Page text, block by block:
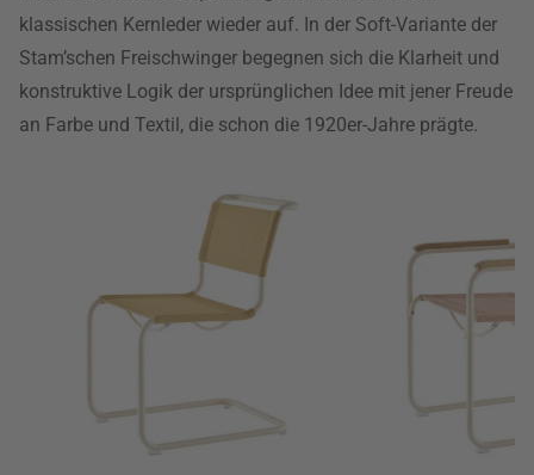
klassischen Kernleder wieder auf. In der Soft-Variante der
Stam’schen Freischwinger begegnen sich die Klarheit und
konstruktive Logik der ursprünglichen Idee mit jener Freude
an Farbe und Textil, die schon die 1920er-Jahre prägte.